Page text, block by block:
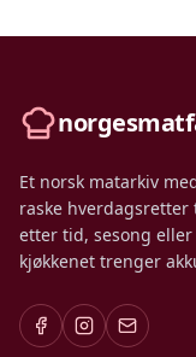
Et norsk matarkiv
raske
etter tid, sesong
kjøkkenet trenger